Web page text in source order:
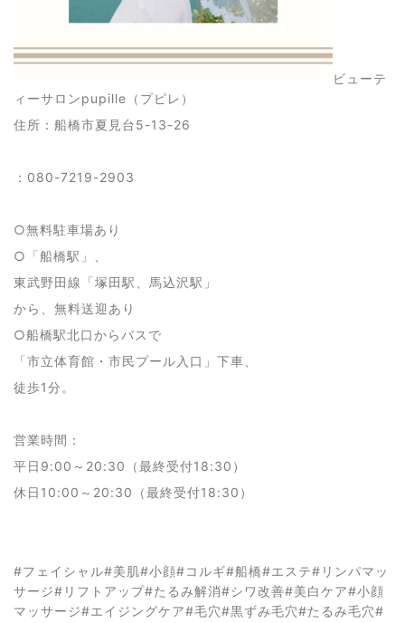
ビューテ
ィーサロンpupille（プピレ）
住所：船橋市夏見台5-13-26
：080-7219-2903
○無料駐車場あり
○「船橋駅」、
東武野田線「塚田駅、馬込沢駅」
から、無料送迎あり
○船橋駅北口からバスで
「市立体育館・市民プール入口」下車、
徒歩1分。
営業時間：
平日9:00～20:30（最終受付18:30）
休日10:00～20:30（最終受付18:30）
#フェイシャル#美肌#小顔#コルギ#船橋#エステ#リンパマッ
サージ#リフトアップ#たるみ解消#シワ改善#美白ケア#小顔
マッサージ#エイジングケア#毛穴#黒ずみ毛穴#たるみ毛穴#